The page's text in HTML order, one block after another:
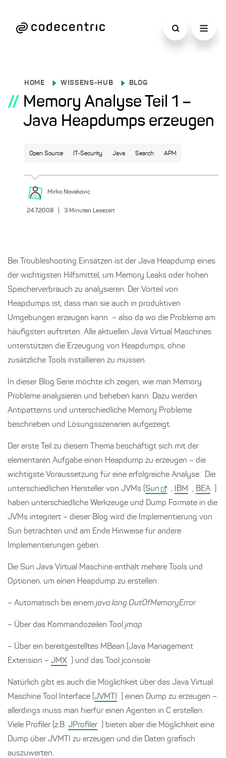
HOME WISSENS-HUB BLOG
// Memory Analyse Teil 1 –
Java Heapdumps erzeugen
Open Source IT-Security Java Search APM
Mirko Novakovic
24.7.2008 3 Minuten Lesezeit
Bei Troubleshooting Einsätzen ist der Java Heapdump eines
der wichtigsten Hilfsmittel, um Memory Leaks oder hohen
Speicherverbrauch zu analysieren. Der Vorteil von
Heapdumps ist, dass man sie auch in produktiven
Umgebungen erzeugen kann – also da wo die Probleme am
häufigsten auftreten. Alle aktuellen Java Virtual Maschines
unterstützen die Erzeugung von Heapdumps, ohne
zusätzliche Tools installieren zu müssen.
In dieser Blog Serie möchte ich zeigen, wie man Memory
Probleme analysieren und beheben kann. Dazu werden
Antipatterns und unterschiedliche Memory Probleme
beschrieben und Lösungsszenarien aufgezeigt.
Der erste Teil zu diesem Thema beschäftigt sich mit der
elementaren Aufgabe einen Heapdump zu erzeugen – die
wichtigste Voraussetzung für eine erfolgreiche Analyse. Die
unterschiedlichen Hersteller von JVMs (Sun , IBM , BEA
haben unterschiedliche Werkzeuge und Dump Formate in die
JVMs integriert – dieser Blog wird die Implementierung von
Sun betrachten und am Ende Hinweise für andere
Implementierungen geben.
Die Sun Java Virtual Maschine enthält mehere Tools und
Optionen, um einen Heapdump zu erstellen:
– Automatisch bei einem java.lang.OutOfMemoryError
– Über das Kommandozeilen Tool jmap
– Über ein bereitgestelltes MBean (Java Management
Extension – JMX ) und das Tool jconsole
Natürlich gibt es auch die Möglichkeit über das Java Virtual
Maschine Tool Interface (JVMTI
) einen Dump zu erzeugen –
allerdings muss man hierfür einen Agenten in C erstellen.
Viele Profiler (z.B. JProfiler
) bieten aber die Möglichkeit eine
Dump über JVMTI zu erzeugen und die Daten grafisch
auszuwerten.